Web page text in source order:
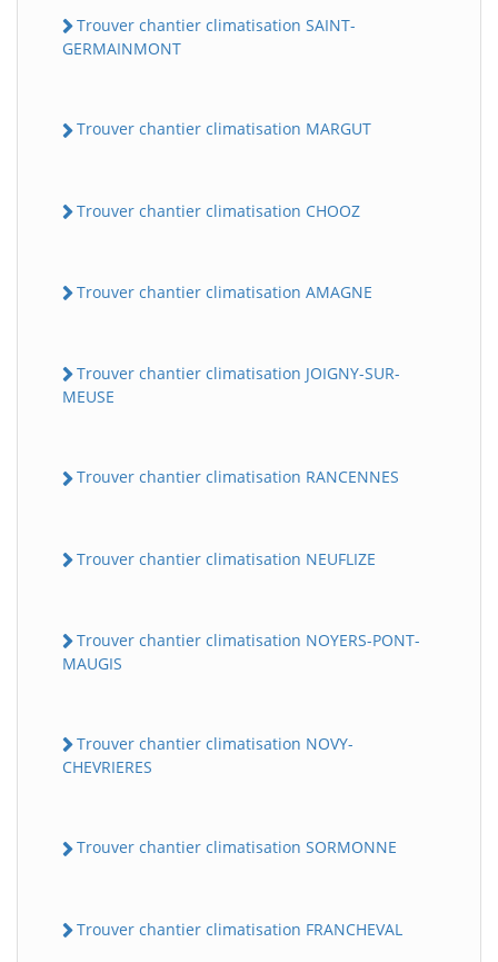
Trouver chantier climatisation SAINT-
GERMAINMONT
Trouver chantier climatisation MARGUT
Trouver chantier climatisation CHOOZ
Trouver chantier climatisation AMAGNE
Trouver chantier climatisation JOIGNY-SUR-
MEUSE
Trouver chantier climatisation RANCENNES
Trouver chantier climatisation NEUFLIZE
Trouver chantier climatisation NOYERS-PONT-
MAUGIS
Trouver chantier climatisation NOVY-
CHEVRIERES
Trouver chantier climatisation SORMONNE
Trouver chantier climatisation FRANCHEVAL